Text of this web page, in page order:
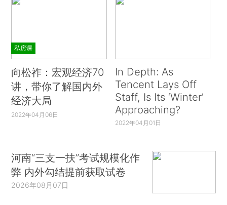
私房课
向松祚：宏观经济70
讲，带你了解国内外
经济大局
2022年04月06日
In Depth: As
Tencent Lays Off
Staff, Is Its ‘Winter’
Approaching?
2022年04月01日
河南“三支一扶”考试规模化作
弊 内外勾结提前获取试卷
2026年08月07日